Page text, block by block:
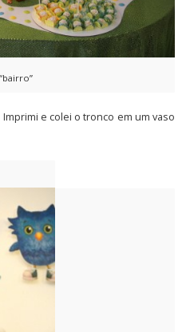
e colei o tronco em um vaso